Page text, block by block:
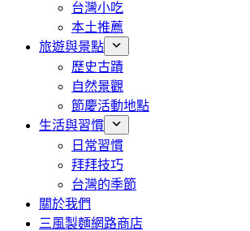
台灣小吃
本土推薦
旅遊與景點
歷史古蹟
自然景觀
節慶活動地點
生活與習慣
日常習慣
拜拜技巧
台灣的季節
關於我們
三風製麵網路商店